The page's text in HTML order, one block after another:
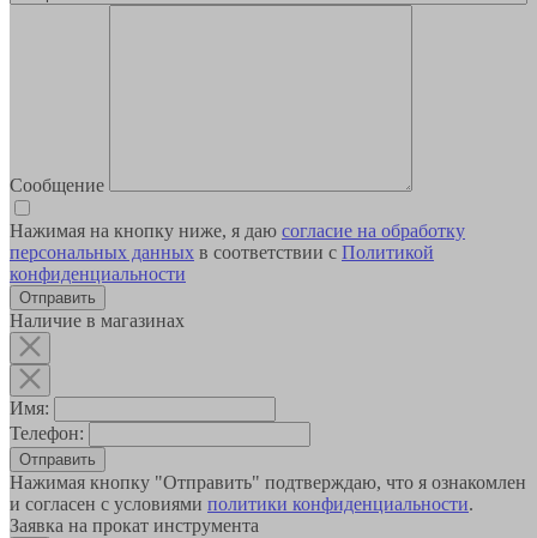
Сообщение
Нажимая на кнопку ниже, я даю согласие на обработку
персональных данных в соответствии с Политикой
конфиденциальности
Наличие в магазинах
Имя:
Телефон:
Отправить
Нажимая кнопку "Отправить" подтверждаю, что я ознакомлен
и согласен с условиями политики конфиденциальности.
Заявка на прокат инструмента